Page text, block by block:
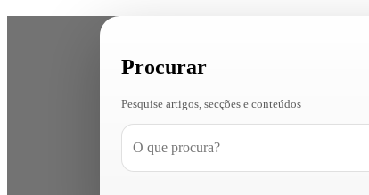
Procurar
Pesquise artigos, secções e conteúdos